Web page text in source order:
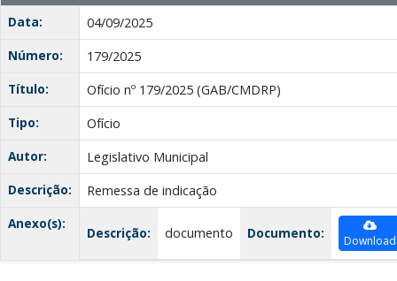
Data:
04/09/2025
Número:
179/2025
Título:
Ofício nº 179/2025 (GAB/CMDRP)
Tipo:
Ofício
Autor:
Legislativo Municipal
Descrição:
Remessa de indicação
Anexo(s):
Descrição: documento Documento: Download